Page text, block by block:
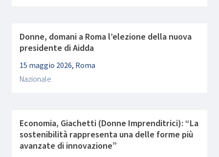
Donne, domani a Roma l’elezione della nuova
presidente di Aidda
15 maggio 2026, Roma
Nazionale
Economia, Giachetti (Donne Imprenditrici): “La
sostenibilità rappresenta una delle forme più
avanzate di innovazione”